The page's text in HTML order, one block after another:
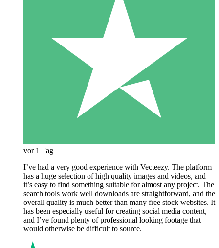
vor 1 Tag
I’ve had a very good experience with Vecteezy. The platform
has a huge selection of high quality images and videos, and
it’s easy to find something suitable for almost any project. The
search tools work well downloads are straightforward, and the
overall quality is much better than many free stock websites. It
has been especially useful for creating social media content,
and I’ve found plenty of professional looking footage that
would otherwise be difficult to source.